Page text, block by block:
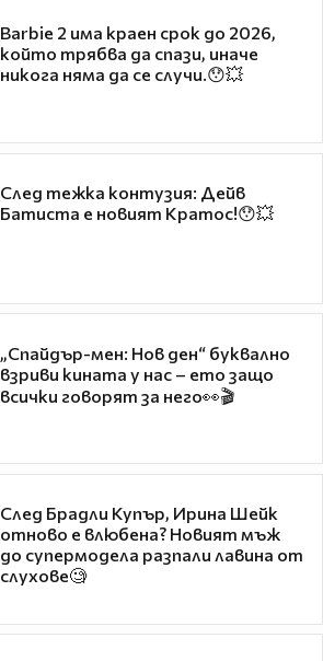
Barbie 2 има краен срок до 2026,
който трябва да спази, иначе
никога няма да се случи.😯💥
След тежка контузия: Дейв
Батиста е новият Кратос!😯💥
„Спайдър-мен: Нов ден“ буквално
взриви кината у нас – ето защо
всички говорят за него👀🎬
След Брадли Купър, Ирина Шейк
отново е влюбена? Новият мъж
до супермодела разпали лавина от
слухове🧐